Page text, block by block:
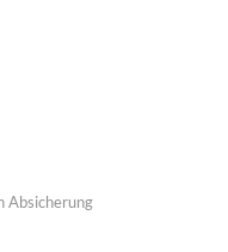
Absicherung